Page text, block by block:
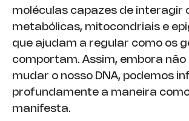
moléculas capazes de interagir
metabólicas, mitocondriais e
que ajudam a regular como os
comportam. Assim, embora não
mudar o nosso DNA, podemos
profundamente a maneira
manifesta.